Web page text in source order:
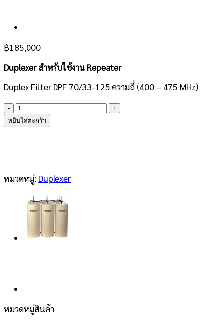
฿185,000
Duplexer สำหรับใช้งาน Repeater
Duplex Filter DPF 70/33-125 ความถี่ (400 – 475 MHz)
จำนวน
PROCOM
Duplex
125
ชิ้น
หยิบใส่ตะกร้า
หมวดหมู่: Duplexer
หมวดหมู่สินค้า